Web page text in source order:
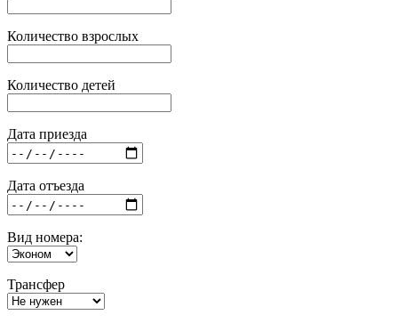
Количество взрослых
Количество детей
Дата приезда
Дата отъезда
Вид номера:
Трансфер